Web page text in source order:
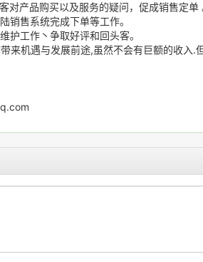
对产品购买以及服务的疑问，促成销售定单
销售系统完成下单等工作。
护工作丶争取好评和回头客。
来机遇与发展前途,虽然不会有巨额的收入.